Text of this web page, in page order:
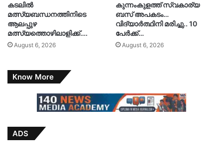
കടലിൽ
മത്സ്യബന്ധനത്തിനിടെ
ആലപ്പുഴ
മത്സ്യത്തൊഴിലാളിക്ക്….
August 6, 2026
കുന്നംകുളത്ത് സ്വകാര്യ
ബസ് അപകടം…
വിദ്യാർത്ഥിനി മരിച്ചു.. 10
പേർക്ക്…
August 6, 2026
Know More
ADS